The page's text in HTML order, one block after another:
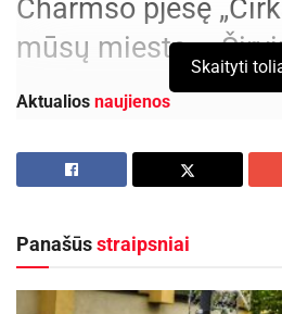
Charmso pjesę
mūsų mieste –
Aktualios naujienos
Kėdainių kultūros
pavėžėjimą prie
vasarą svečiuosis
Skaityti
Panašūsstraipsniai